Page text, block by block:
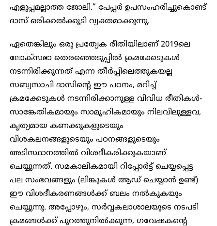
എളുപ്പമല്ലാത്ത ജോലി.” പേപ്പർ ഉപസംഹരിച്ചുകൊണ്ട്
ദാസ് ഒരിക്കൽക്കൂടി വ്യക്തമാക്കുന്നു.
ഏതെങ്കിലും ഒരു പ്രത്യേക രീതിയിലാണ് 2019ലെ
ലോക്‌സഭാ തെരഞ്ഞെടുപ്പിൽ ക്രമക്കേടുകൾ
നടന്നിരിക്കുന്നത് എന്ന തീർപ്പിലെത്തുകയല്ല
സബ്യസാചി ദാസിന്റെ ഈ പഠനം, മറിച്ച്
ക്രമക്കേടുകൾ നടന്നിരിക്കാനുള്ള വിവിധ രീതികൾ-
സാങ്കേതികമായും സാമൂഹികമായും നിലവിലുള്ളവ,
കൃത്യമായ കണക്കുകളുടെയും
വിശകലനങ്ങളുടെയും പഠനങ്ങളുടെയും
അടിസ്ഥാനത്തിൽ വിശദീകരിക്കുകയാണ്
ചെയ്യുന്നത്. സമകാലികമായി റിപ്പോർട്ട് ചെയ്യപ്പെട്ട
പല സംഭവങ്ങളും (ലിങ്കുകൾ ആഡ് ചെയ്യാൻ ഉണ്ട്)
ഈ വിശദീകരണങ്ങൾക്ക് ബലം നൽകുകയും
ചെയ്യുന്നു. അപ്പോഴും, സർവ്വകലാശാലയുടെ നടപടി
ക്രമങ്ങൾക്ക് പുറത്തുനിൽക്കുന്ന, ഗവേഷകന്റെ